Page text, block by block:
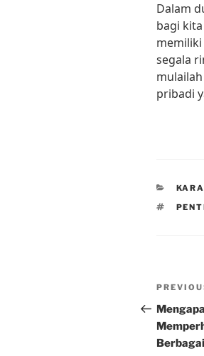
Dalam
bagi
segala
pribadi
TAGS
Post
Post